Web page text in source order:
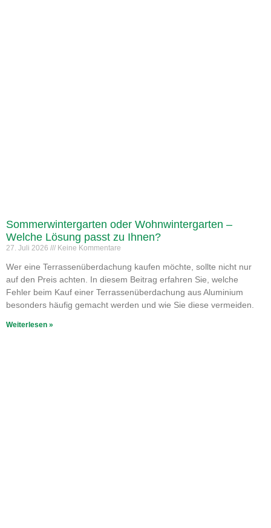
Sommerwintergarten oder Wohnwintergarten –
Welche Lösung passt zu Ihnen?
27. Juli 2026 Keine Kommentare
Wer eine Terrassenüberdachung kaufen möchte, sollte nicht nur
auf den Preis achten. In diesem Beitrag erfahren Sie, welche
Fehler beim Kauf einer Terrassenüberdachung aus Aluminium
besonders häufig gemacht werden und wie Sie diese vermeiden.
Weiterlesen »